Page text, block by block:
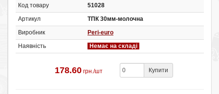
Код товару
51028
Артикул
ТПК 30мм-молочна
Виробник
Peri-euro
Наявність
Немає на складі
178.60 грн./шт Купити